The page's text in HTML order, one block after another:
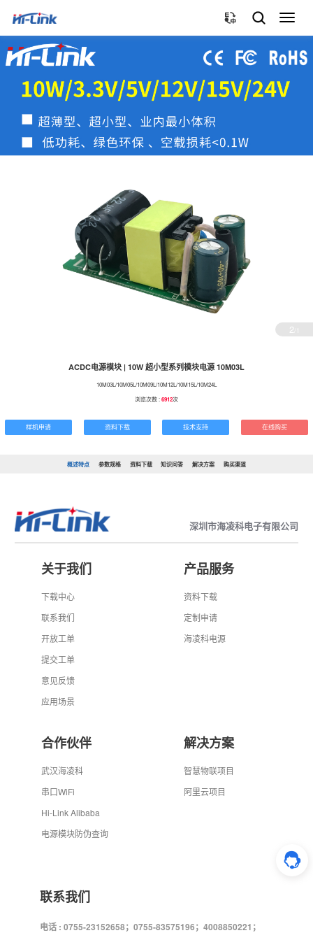
切
换
导
航
2 /1
ACDC电源模块 | 10W 超小型系列模块电源 10M03L
10M03L/10M05L/10M09L/10M12L/10M15L/10M24L
浏览次数 :6912次
样机申请 资料下载 技术支持 在线购买
概述特点 参数规格 资料下载 知识问答 解决方案 购买渠道
深圳市海凌科电子有限公司
关于我们
下载中心
联系我们
开放工单
提交工单
意见反馈
应用场景
产品服务
资料下载
定制申请
海凌科电源
合作伙伴
武汉海凌科
串口WiFi
Hi-Link Alibaba
电源模块防伪查询
解决方案
智慧物联项目
阿里云项目
联系我们
电话 : 0755-23152658；0755-83575196；4008850221；